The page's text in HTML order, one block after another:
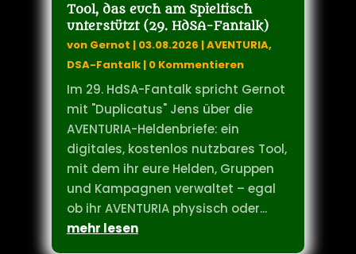
AVENTURIA-Heldenbriefe: Das
Tool, das euch am Spieltisch
unterstützt (29. HdSA-Fantalk)
DSA-Fantalk
| 0 Kommentieren
Im 29. HdSA-Fantalk spricht Gernot
mit "Duplicatus" Jens über die
AVENTURIA-Heldenbriefe: ein
digitales, kostenlos nutzbares Tool,
mit dem ihr eure Helden, Gruppen
und Kampagnen verwaltet – egal